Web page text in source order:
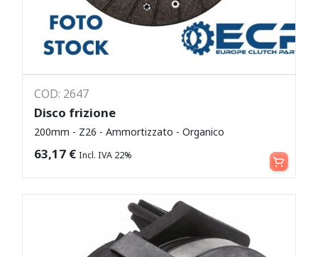
COD: 2647
Disco frizione
200mm - Z26 - Ammortizzato - Organico
63,17 € Incl. IVA 22% Leggi tutto